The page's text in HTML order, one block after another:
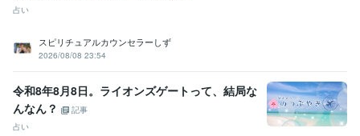
占い
スピリチュアルカウンセラーしず
2026/08/08 23:54
令和8年8月8日。ライオンズゲートって、結局な
んなん？
記事
占い